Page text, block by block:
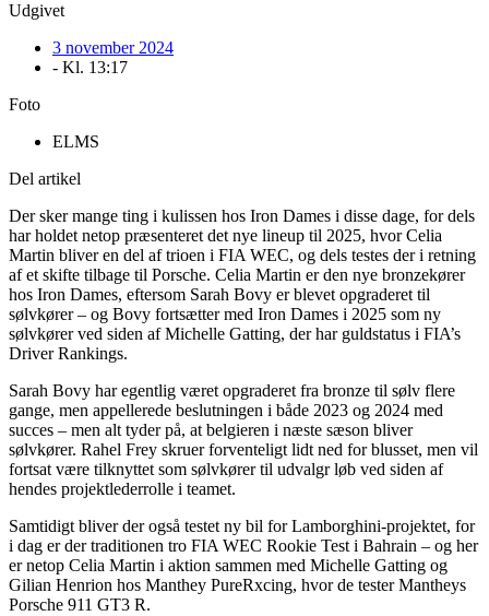
Udgivet
3 november 2024
- Kl. 13:17
Foto
ELMS
Del artikel
Der sker mange ting i kulissen hos Iron Dames i disse dage, for dels
har holdet netop præsenteret det nye lineup til 2025, hvor Celia
Martin bliver en del af trioen i FIA WEC, og dels testes der i retning
af et skifte tilbage til Porsche. Celia Martin er den nye bronzekører
hos Iron Dames, eftersom Sarah Bovy er blevet opgraderet til
sølvkører – og Bovy fortsætter med Iron Dames i 2025 som ny
sølvkører ved siden af Michelle Gatting, der har guldstatus i FIA’s
Driver Rankings.
Sarah Bovy har egentlig været opgraderet fra bronze til sølv flere
gange, men appellerede beslutningen i både 2023 og 2024 med
succes – men alt tyder på, at belgieren i næste sæson bliver
sølvkører. Rahel Frey skruer forventeligt lidt ned for blusset, men vil
fortsat være tilknyttet som sølvkører til udvalgr løb ved siden af
hendes projektlederrolle i teamet.
Samtidigt bliver der også testet ny bil for Lamborghini-projektet, for
i dag er der traditionen tro FIA WEC Rookie Test i Bahrain – og her
er netop Celia Martin i aktion sammen med Michelle Gatting og
Gilian Henrion hos Manthey PureRxcing, hvor de tester Mantheys
Porsche 911 GT3 R.